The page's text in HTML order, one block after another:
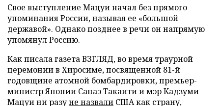
Свое выступление Мацуи начал без прямого
упоминания России, называя ее «большой
державой». Однако позднее в речи он напрямую
упомянул Россию.
Как писала газета ВЗГЛЯД, во время траурной
церемонии в Хиросиме, посвященной 81-й
годовщине атомной бомбардировки, премьер-
министр Японии Санаэ Такаити и мэр Кадзуми
Мацуи ни разуне назвали США как страну,